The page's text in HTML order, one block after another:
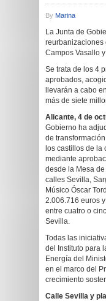
By Marina
La Junta de
reurbanizaciones
Campos Vasallo
Se trata de los 4
aprobados,
llevarán a cabo
más de siete
Alicante, 4 de
Gobierno ha
de
los castillos de la
mediante
desde la Mesa
calles Sevilla,
Músico Óscar
2.006.716 euros
entre cuatro o
Sevilla.
Todas las
del Instituto para
Energía del
en el marco del
crecimiento
Calle Sevilla y